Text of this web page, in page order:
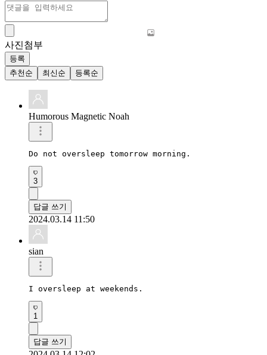
사진첨부
등록
추천순
최신순 등록순
Humorous Magnetic Noah
Do not oversleep tomorrow morning.
3
답글 쓰기
2024.03.14 11:50
sian
I oversleep at weekends.
1
답글 쓰기